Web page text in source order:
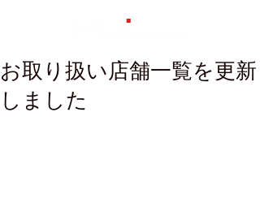
お取り扱い店舗一覧を更新
しました